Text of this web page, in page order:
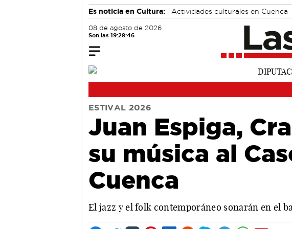
Es noticia en Cultura: Actividades culturales en Cuenca
08 de agosto de 2026
Son las 19:28:47
ESTIVAL 2026
Juan Espiga,
su música al
Cuenca
El jazz y el folk contemporáneo sonarán en el